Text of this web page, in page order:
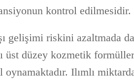
kontrol edilmesidir.
gelişimi riskini azaltmada
üst düzey kozmetik
Ilımlı